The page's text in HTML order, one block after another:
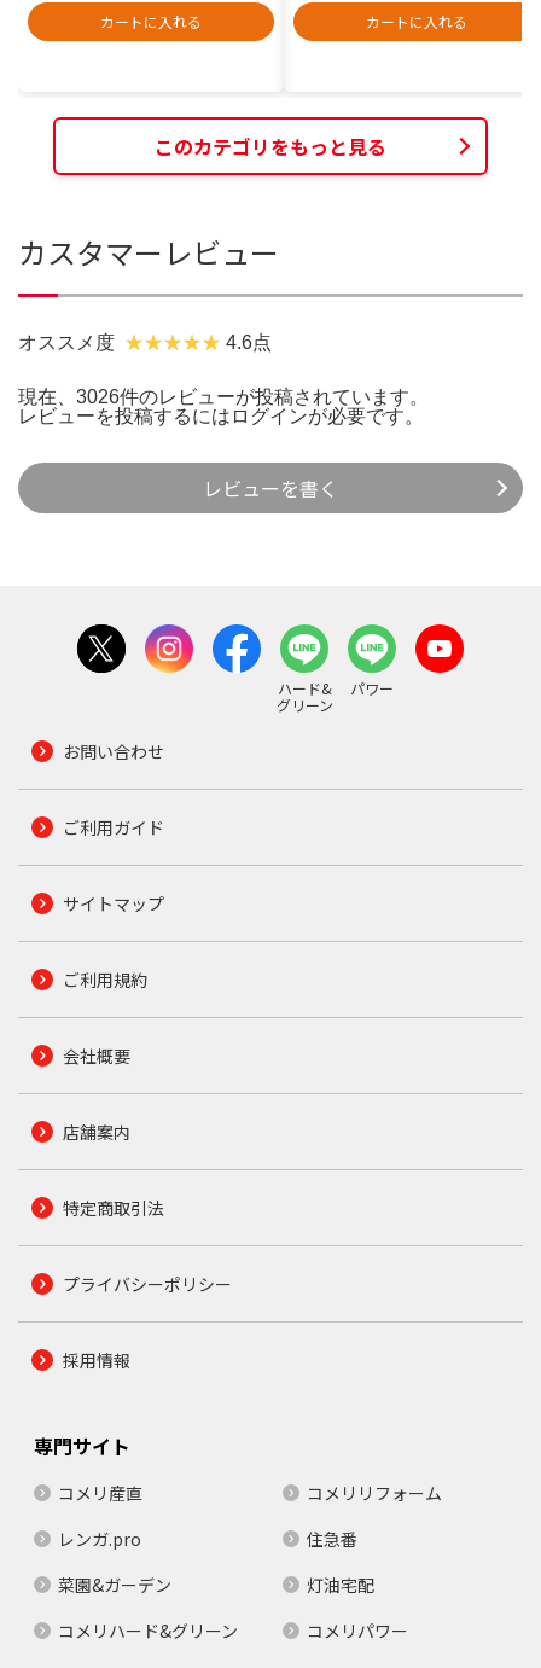
カートに入れる
カートに入れる
このカテゴリをもっと見る
カスタマーレビュー
オススメ度 4.6点
現在、3026件のレビューが投稿されています。
レビューを投稿するには ログインが必要です。
レビューを書く
ハード&
グリーン
パワー
お問い合わせ
ご利用ガイド
サイトマップ
ご利用規約
会社概要
店舗案内
特定商取引法
プライバシーポリシー
採用情報
専門サイト
コメリ産直
コメリリフォーム
レンガ.pro
住急番
菜園&ガーデン
灯油宅配
コメリハード&グリーン
コメリパワー